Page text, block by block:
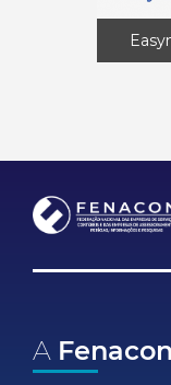
A Fenacon